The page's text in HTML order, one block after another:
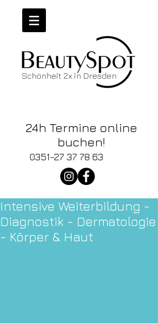
Schönheit 2x in Dresden
24h Termine online
buchen!
0351-27 37 78 63
Intensive Weiterbildung -
Diagnostik - Dermatologie
- Körper & Haut